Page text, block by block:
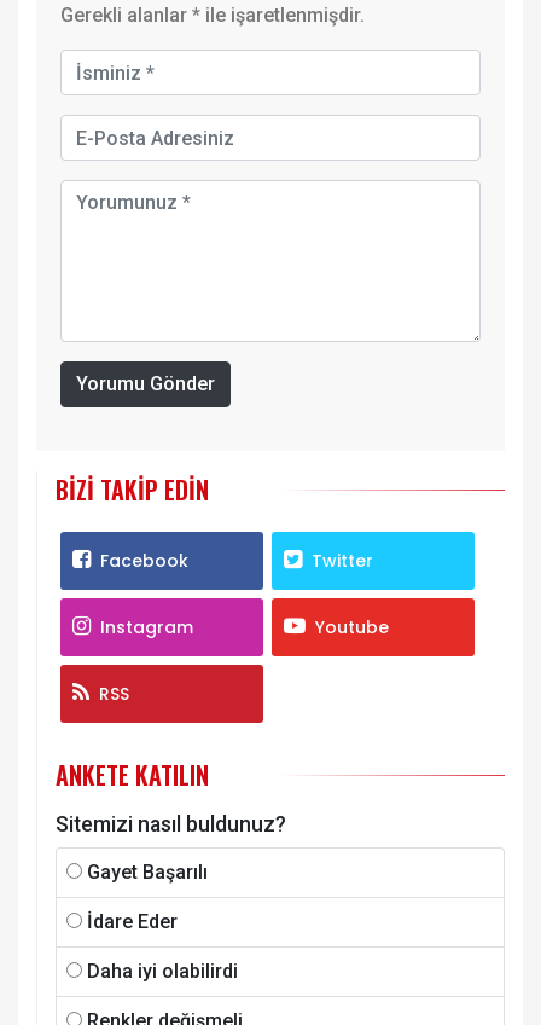
Gerekli alanlar * ile işaretlenmişdir.
Yorumu Gönder
BIZI TAKIP EDIN
Facebook Twitter
Instagram Youtube
RSS
ANKETE KATILIN
Sitemizi nasıl buldunuz?
Gayet Başarılı
İdare Eder
Daha iyi olabilirdi